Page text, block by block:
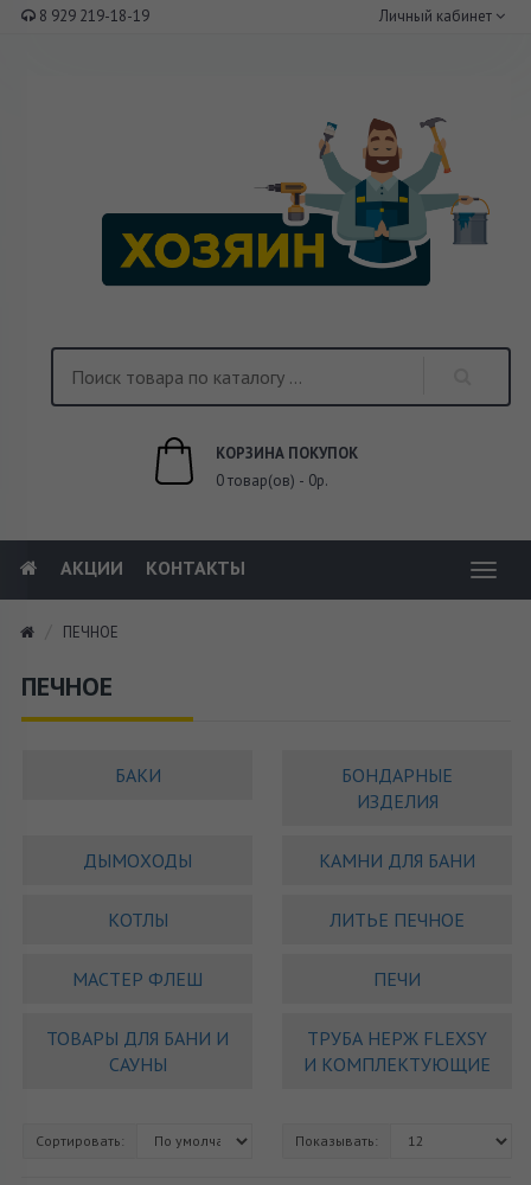
8 929 219-18-19 Личный кабинет
КОРЗИНА ПОКУПОК
0 товар(ов) - 0р.
АКЦИИ КОНТАКТЫ
ПЕЧНОЕ
ПЕЧНОЕ
БАКИ
БОНДАРНЫЕ
ИЗДЕЛИЯ
ДЫМОХОДЫ КАМНИ ДЛЯ БАНИ
КОТЛЫ ЛИТЬЕ ПЕЧНОЕ
МАСТЕР ФЛЕШ ПЕЧИ
ТОВАРЫ ДЛЯ БАНИ И
САУНЫ
ТРУБА НЕРЖ FLEXSY
И КОМПЛЕКТУЮЩИЕ
Сортировать: Показывать: